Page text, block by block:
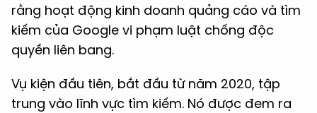
rằng hoạt động kinh doanh quảng cáo và tìm
kiếm của Google vi phạm luật chống độc
quyền liên bang.
Vụ kiện đầu tiên, bắt đầu từ năm 2020, tập
trung vào lĩnh vực tìm kiếm. Nó được đem ra